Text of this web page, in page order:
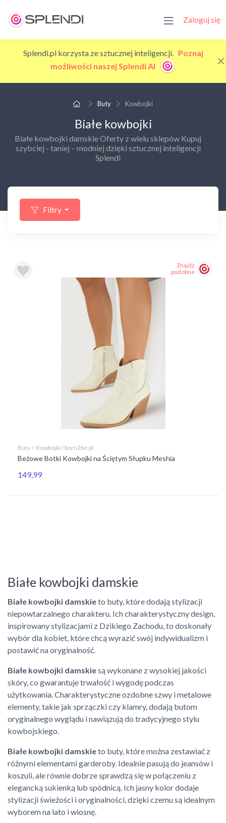
Zaloguj się
Splendi.pl korzysta ze sztucznej inteligencji. Poznaj
możliwości naszej Splendi AI
Buty Kowbojki
Białe kowbojki
Białe kowbojki damskie Oferty z wielu sklepów Kupuj
szybciej - taniej – modniej dzięki sztucznej inteligencji
Splendi
Filtry
Znajdź
podobne
Buty > Kowbojki / born2be.pl
Beżowe Botki Kowbojki na Ściętym Słupku Meshia
149,99
Białe kowbojki damskie
Białe kowbojki damskieto buty, które dodają stylizacji
niepowtarzalnego charakteru. Ich charakterystyczny design,
inspirowany stylizacjami z Dzikiego Zachodu, to doskonały
wybór dla kobiet, które chcą wyrazić swój indywidualizm i
postawić na oryginalność.
Białe kowbojki damskiesą wykonane z wysokiej jakości
skóry, co gwarantuje trwałość i wygodę podczas
użytkowania. Charakterystyczne ozdobne szwy i metalowe
elementy, takie jak sprzączki czy klamry, dodają butom
oryginalnego wyglądu i nawiązują do tradycyjnego stylu
kowbojskiego.
Białe kowbojki damskieto buty, które można zestawiać z
różnymi elementami garderoby. Idealnie pasują do jeansów i
koszuli, ale równie dobrze sprawdzą się w połączeniu z
elegancką sukienką lub spódnicą. Ich jasny kolor dodaje
stylizacji świeżości i oryginalności, dzięki czemu są idealnym
wyborem na lato i wiosnę.